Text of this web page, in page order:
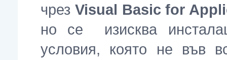
чрез Visual Basic for
но се изисква
условия, която не във